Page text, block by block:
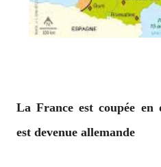
La France est coupée en
est devenue allemande